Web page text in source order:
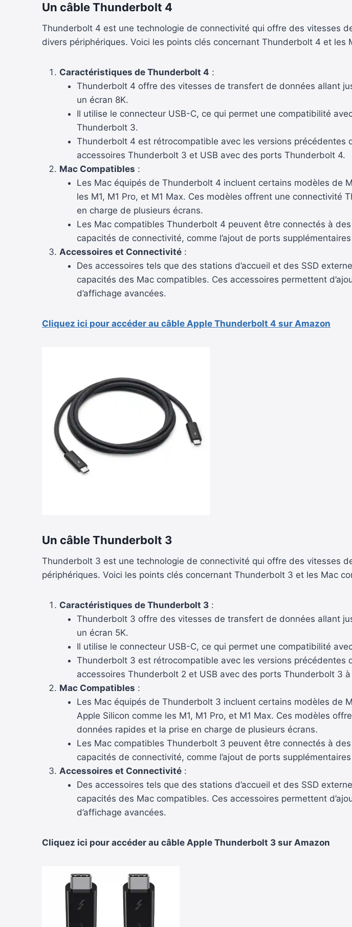
Un câble Thunderbolt 4
Thunderbolt 4 est une technologie de connectivité qui offre des vitesses
divers périphériques. Voici les points clés concernant Thunderbolt 4 et les
Caractéristiques de Thunderbolt 4 :
Thunderbolt 4 offre des vitesses de transfert de données allant
un écran 8K.
Il utilise le connecteur USB-C, ce qui permet une compatibilité
Thunderbolt 3.
Thunderbolt 4 est rétrocompatible avec les versions
accessoires Thunderbolt 3 et USB avec des ports Thunderbolt 4.
Mac Compatibles :
Les Mac équipés de Thunderbolt 4 incluent certains modèles de
les M1, M1 Pro, et M1 Max. Ces modèles offrent une
en charge de plusieurs écrans.
Les Mac compatibles Thunderbolt 4 peuvent être connectés à
capacités de connectivité, comme l’ajout de ports
Accessoires et Connectivité :
Des accessoires tels que des stations d’accueil et des SSD
capacités des Mac compatibles. Ces accessoires permettent
d’affichage avancées.
Cliquez ici pour accéder au câble Apple Thunderbolt 4 sur Amazon
Un câble Thunderbolt 3
Thunderbolt 3 est une technologie de connectivité qui offre des vitesses
périphériques. Voici les points clés concernant Thunderbolt 3 et les Mac
Caractéristiques de Thunderbolt 3 :
Thunderbolt 3 offre des vitesses de transfert de données allant
un écran 5K.
Il utilise le connecteur USB-C, ce qui permet une compatibilité
Thunderbolt 3 est rétrocompatible avec les versions
accessoires Thunderbolt 2 et USB avec des ports Thunderbolt 3 à
Mac Compatibles :
Les Mac équipés de Thunderbolt 3 incluent certains modèles de
Apple Silicon comme les M1, M1 Pro, et M1 Max. Ces modèles
données rapides et la prise en charge de plusieurs écrans.
Les Mac compatibles Thunderbolt 3 peuvent être connectés à
capacités de connectivité, comme l’ajout de ports
Accessoires et Connectivité :
Des accessoires tels que des stations d’accueil et des SSD
capacités des Mac compatibles. Ces accessoires permettent
d’affichage avancées.
Cliquez ici pour accéder au câble Apple Thunderbolt 3 sur Amazon